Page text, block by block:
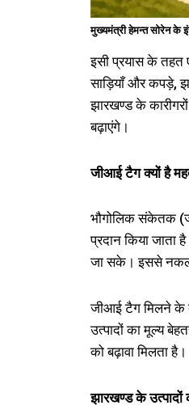
मुख्यमंत्री हेमन्त सोरेन के
इसी प्रयास के तहत
साड़ियाँ और कपड़े,
झारखण्ड के कारीगरों
बढ़ाएंगे।
जीआईटैगक्योंहै
भौगोलिक संकेतक
प्रदान किया जाता
जा सके। इससे नकली
जीआई टैग मिलने के
उत्पादों का मूल्य
को बढ़ावा मिलता है।
झारखण्डकेउत्पादों